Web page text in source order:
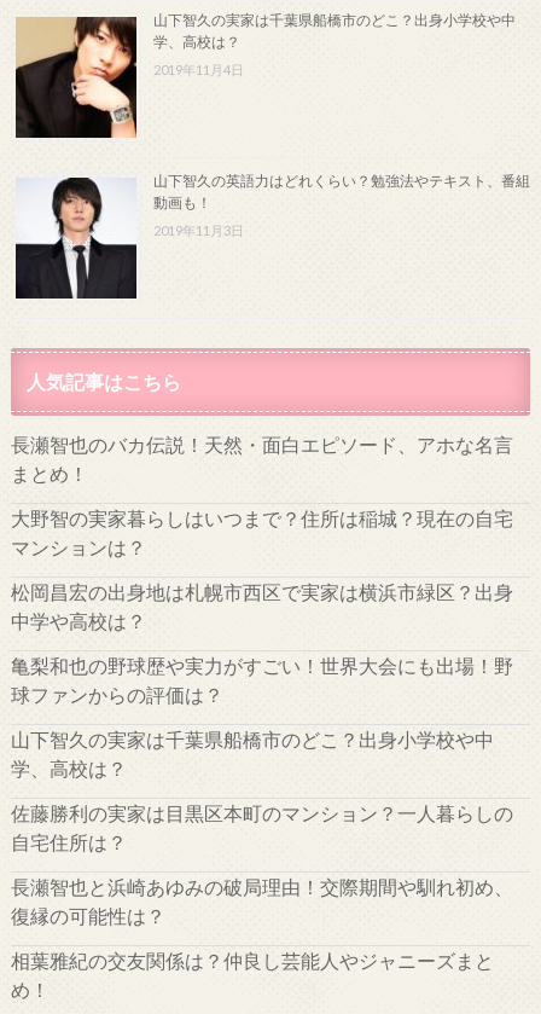
山下智久の実家は千葉県船橋市のどこ？出身小学校や中
学、高校は？
2019年11月4日
山下智久の英語力はどれくらい？勉強法やテキスト、番組
動画も！
2019年11月3日
人気記事はこちら
長瀬智也のバカ伝説！天然・面白エピソード、アホな名言
まとめ！
大野智の実家暮らしはいつまで？住所は稲城？現在の自宅
マンションは？
松岡昌宏の出身地は札幌市西区で実家は横浜市緑区？出身
中学や高校は？
亀梨和也の野球歴や実力がすごい！世界大会にも出場！野
球ファンからの評価は？
山下智久の実家は千葉県船橋市のどこ？出身小学校や中
学、高校は？
佐藤勝利の実家は目黒区本町のマンション？一人暮らしの
自宅住所は？
長瀬智也と浜崎あゆみの破局理由！交際期間や馴れ初め、
復縁の可能性は？
相葉雅紀の交友関係は？仲良し芸能人やジャニーズまと
め！